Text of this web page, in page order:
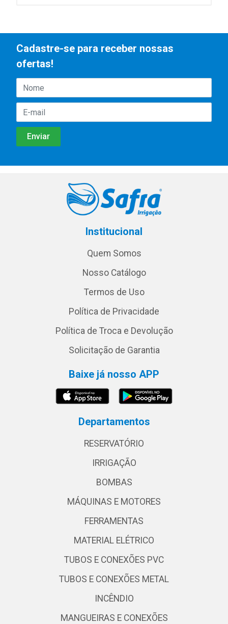
Cadastre-se para receber nossas
ofertas!
Institucional
Quem Somos
Nosso Catálogo
Termos de Uso
Política de Privacidade
Política de Troca e Devolução
Solicitação de Garantia
Baixe já nosso APP
Departamentos
RESERVATÓRIO
IRRIGAÇÃO
BOMBAS
MÁQUINAS E MOTORES
FERRAMENTAS
MATERIAL ELÉTRICO
TUBOS E CONEXÕES PVC
TUBOS E CONEXÕES METAL
INCÊNDIO
MANGUEIRAS E CONEXÕES